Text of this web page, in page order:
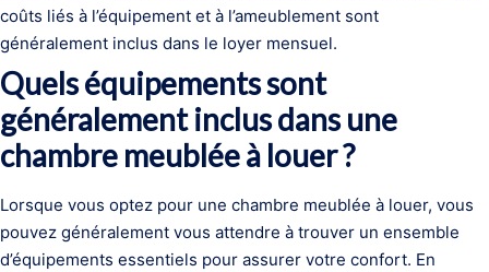
coûts liés à l’équipement et à l’ameublement sont
généralement inclus dans le loyer mensuel.
Quels équipements sont
généralement inclus dans une
chambre meublée à louer ?
Lorsque vous optez pour une chambre meublée à louer, vous
pouvez généralement vous attendre à trouver un ensemble
d’équipements essentiels pour assurer votre confort. En